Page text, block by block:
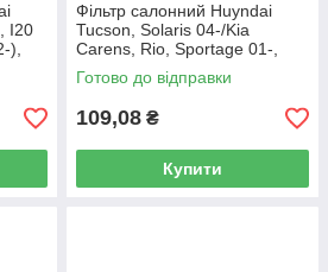
I20
),
Фільтр салонний Huyndai
Tucson, Solaris 04-/Kia
Carens, Rio, Sportage 01-,
227x201x17 97133-2E200
971332E010
Готово до відправки
109,08 ₴
Купити